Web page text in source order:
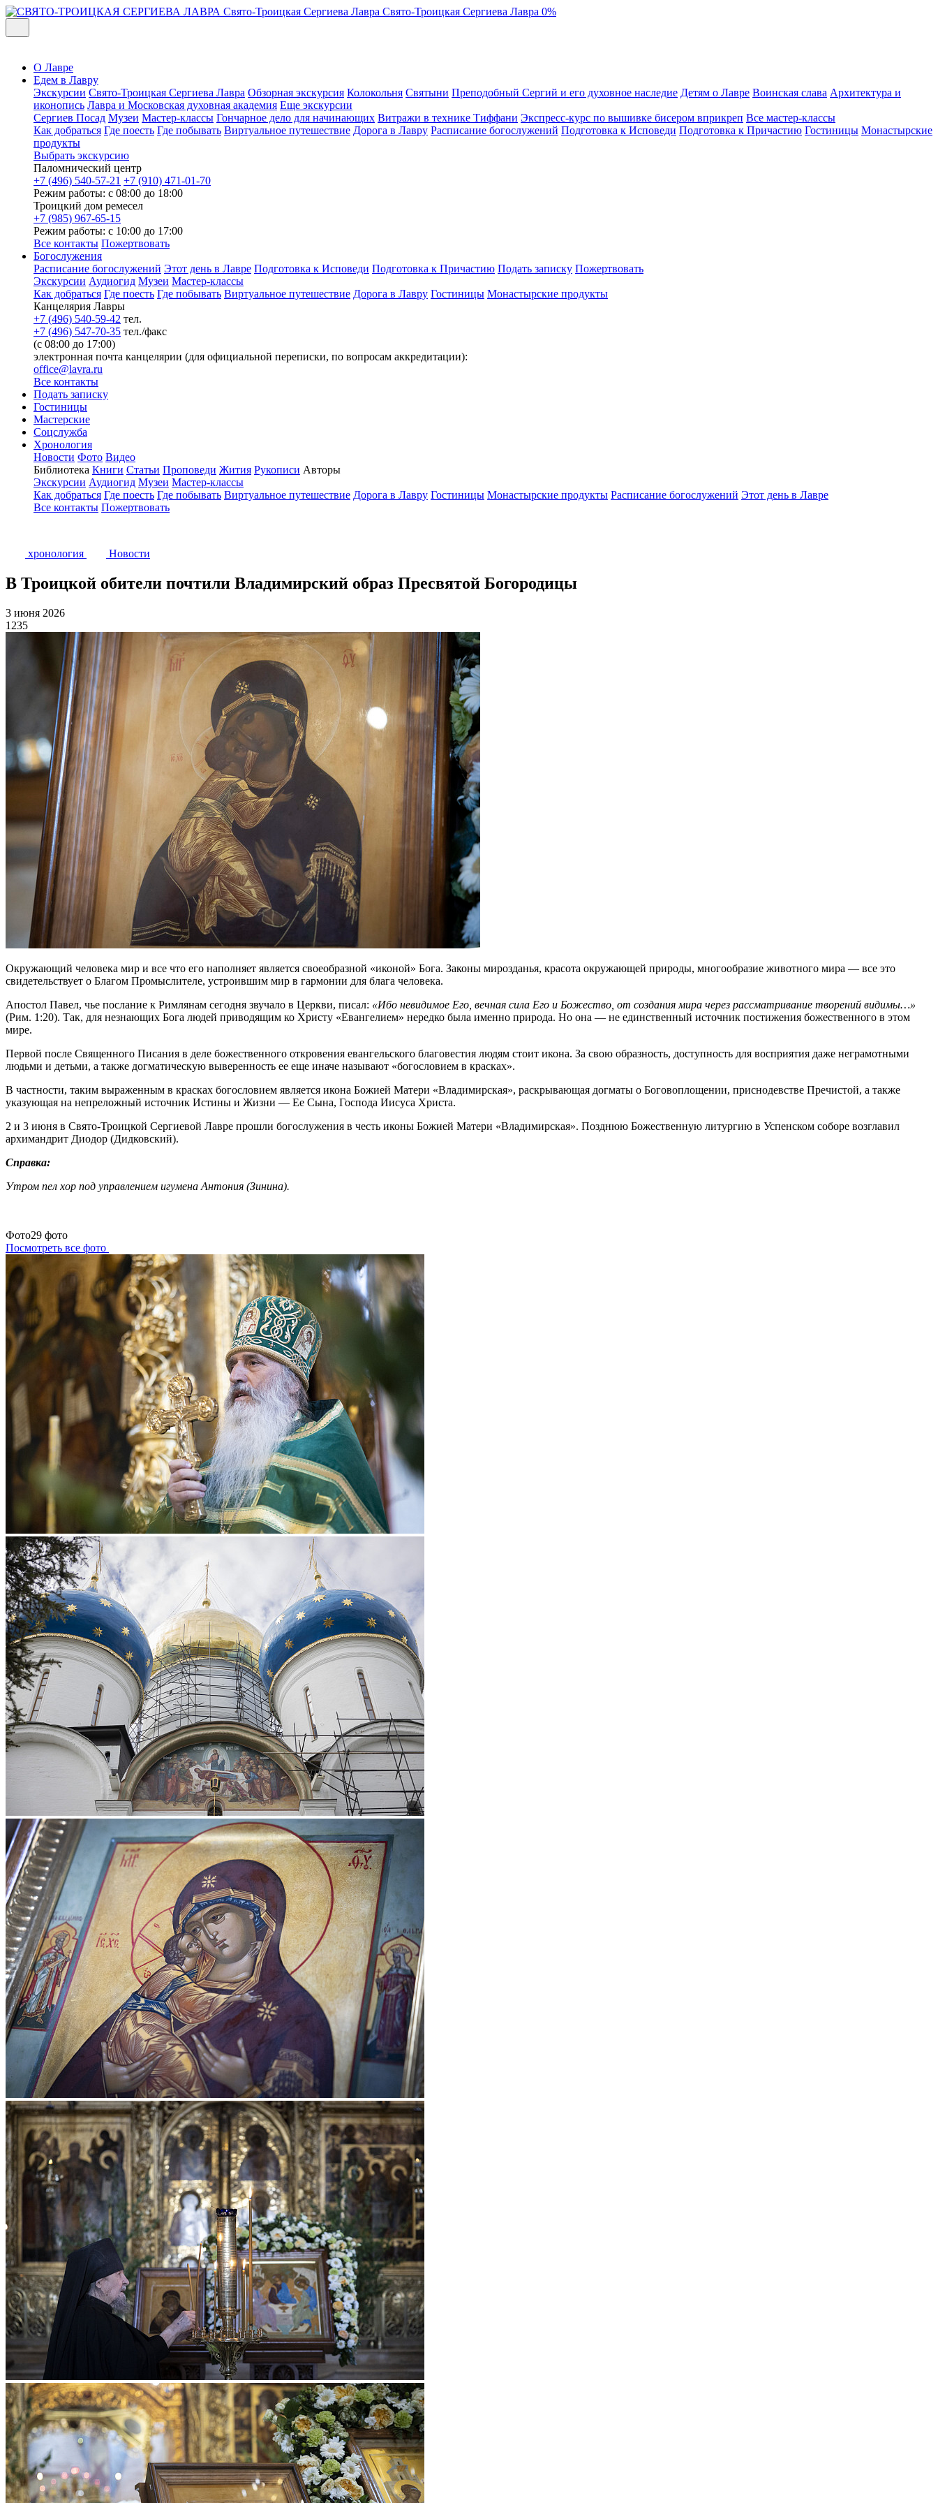
Свято-Троицкая Сергиева Лавра Свято-Троицкая Сергиева Лавра 0%
О Лавре
Едем в Лавру
Экскурсии Свято-Троицкая Сергиева Лавра Обзорная экскурсия Колокольня Святыни Преподобный Сергий и его духовное наследие Детям о Лавре Воинская слава Архитектура и
иконопись Лавра и Московская духовная академия Еще экскурсии
Сергиев Посад Музеи Мастер-классы Гончарное дело для начинающих Витражи в технике Тиффани Экспресс-курс по вышивке бисером вприкреп Все мастер-классы
Как добраться Где поесть Где побывать Виртуальное путешествие Дорога в Лавру Расписание богослужений Подготовка к Исповеди Подготовка к Причастию Гостиницы Монастырские
продукты
Выбрать экскурсию
Паломнический центр
+7 (496) 540-57-21 +7 (910) 471-01-70
Режим работы: с 08:00 до 18:00
Троицкий дом ремесел
+7 (985) 967-65-15
Режим работы: с 10:00 до 17:00
Все контакты Пожертвовать
Богослужения
Расписание богослужений Этот день в Лавре Подготовка к Исповеди Подготовка к Причастию Подать записку Пожертвовать
Экскурсии Аудиогид Музеи Мастер-классы
Как добраться Где поесть Где побывать Виртуальное путешествие Дорога в Лавру Гостиницы Монастырские продукты
Канцелярия Лавры
+7 (496) 540-59-42 тел.
+7 (496) 547-70-35 тел./факс
(с 08:00 до 17:00)
электронная почта канцелярии (для официальной переписки, по вопросам аккредитации):
office@lavra.ru
Все контакты
Подать записку
Гостиницы
Мастерские
Соцслужба
Хронология
Новости Фото Видео
Библиотека Книги Статьи Проповеди Жития Рукописи Авторы
Экскурсии Аудиогид Музеи Мастер-классы
Как добраться Где поесть Где побывать Виртуальное путешествие Дорога в Лавру Гостиницы Монастырские продукты Расписание богослужений Этот день в Лавре
Все контакты Пожертвовать
хронология Новости
В Троицкой обители почтили Владимирский образ Пресвятой Богородицы
3 июня 2026
1235
Окружающий человека мир и все что его наполняет является своеобразной «иконой» Бога. Законы мирозданья, красота окружающей природы, многообразие животного мира — все это
свидетельствует о Благом Промыслителе, устроившим мир в гармонии для блага человека.
Апостол Павел, чье послание к Римлянам сегодня звучало в Церкви, писал: «Ибо невидимое Его, вечная сила Его и Божество, от создания мира через рассматривание творений видимы…»
(Рим. 1:20). Так, для незнающих Бога людей приводящим ко Христу «Евангелием» нередко была именно природа. Но она — не единственный источник постижения божественного в этом
мире.
Первой после Священного Писания в деле божественного откровения евангельского благовестия людям стоит икона. За свою образность, доступность для восприятия даже неграмотными
людьми и детьми, а также догматическую выверенность ее еще иначе называют «богословием в красках».
В частности, таким выраженным в красках богословием является икона Божией Матери «Владимирская», раскрывающая догматы о Боговоплощении, приснодевстве Пречистой, а также
указующая на непреложный источник Истины и Жизни — Ее Сына, Господа Иисуса Христа.
2 и 3 июня в Свято-Троицкой Сергиевой Лавре прошли богослужения в честь иконы Божией Матери «Владимирская». Позднюю Божественную литургию в Успенском соборе возглавил
архимандрит Диодор (Дидковский).
Справка:
Утром пел хор под управлением игумена Антония (Зинина).
Фото29 фото
Посмотреть все фото